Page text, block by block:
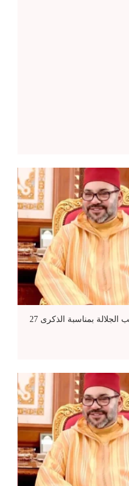
تهنئة عبد السلام البوهادي إلى صاحب الجلالة بمناسبة الذكرى 27